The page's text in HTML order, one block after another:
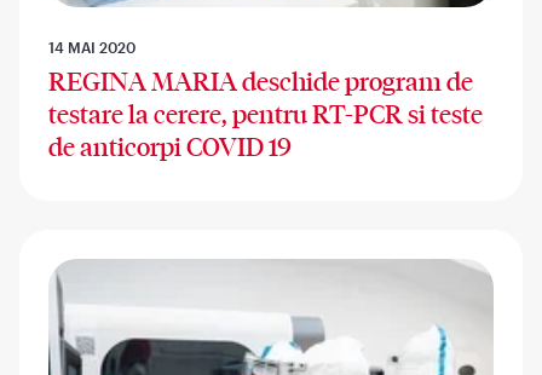
14 MAI 2020
REGINA MARIA deschide program de
testare la cerere, pentru RT-PCR si teste
de anticorpi COVID 19